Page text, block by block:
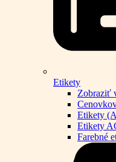
Etikety
Zobraziť
Etikety
Etikety
Farebné